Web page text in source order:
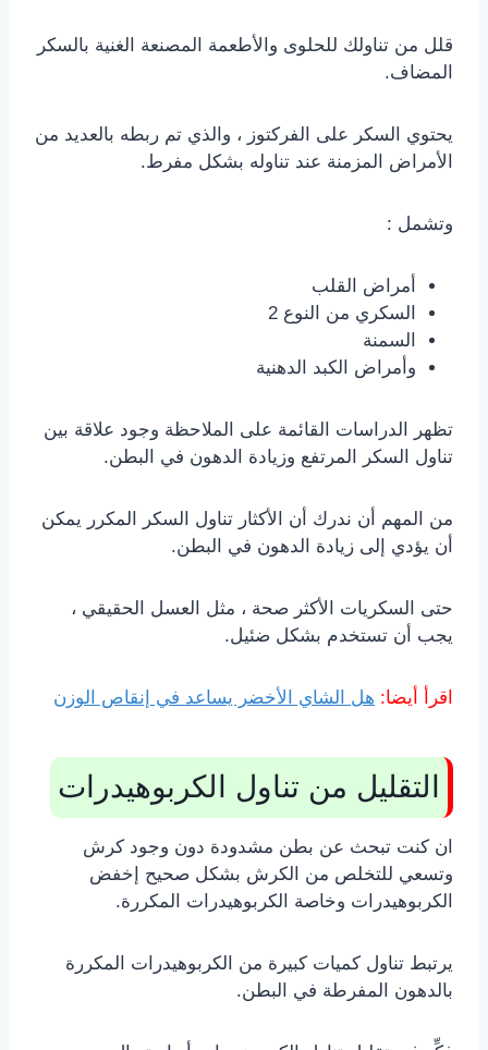
قلل من تناولك للحلوى والأطعمة المصنعة الغنية بالسكر
المضاف.
يحتوي السكر على الفركتوز ، والذي تم ربطه بالعديد من
الأمراض المزمنة عند تناوله بشكل مفرط.
وتشمل :
أمراض القلب
السكري من النوع 2
السمنة
وأمراض الكبد الدهنية
تظهر الدراسات القائمة على الملاحظة وجود علاقة بين
تناول السكر المرتفع وزيادة الدهون في البطن.
من المهم أن ندرك أن الأكثار تناول السكر المكرر يمكن
أن يؤدي إلى زيادة الدهون في البطن.
حتى السكريات الأكثر صحة ، مثل العسل الحقيقي ،
يجب أن تستخدم بشكل ضئيل.
اقرأ أيضا: هل الشاي الأخضر يساعد في إنقاص الوزن
التقليل من تناول الكربوهيدرات
ان كنت تبحث عن بطن مشدودة دون وجود كرش
وتسعي للتخلص من الكرش بشكل صحيح إخفض
الكربوهيدرات وخاصة الكربوهيدرات المكررة.
يرتبط تناول كميات كبيرة من الكربوهيدرات المكررة
بالدهون المفرطة في البطن.